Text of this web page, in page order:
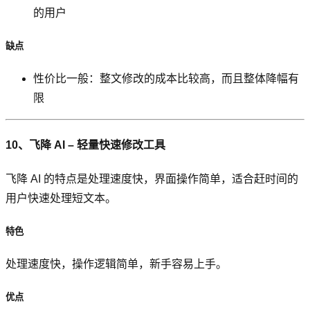
的用户
缺点
性价比一般：整文修改的成本比较高，而且整体降幅有
限
10、飞降 AI – 轻量快速修改工具
飞降 AI 的特点是处理速度快，界面操作简单，适合赶时间的
用户快速处理短文本。
特色
处理速度快，操作逻辑简单，新手容易上手。
优点